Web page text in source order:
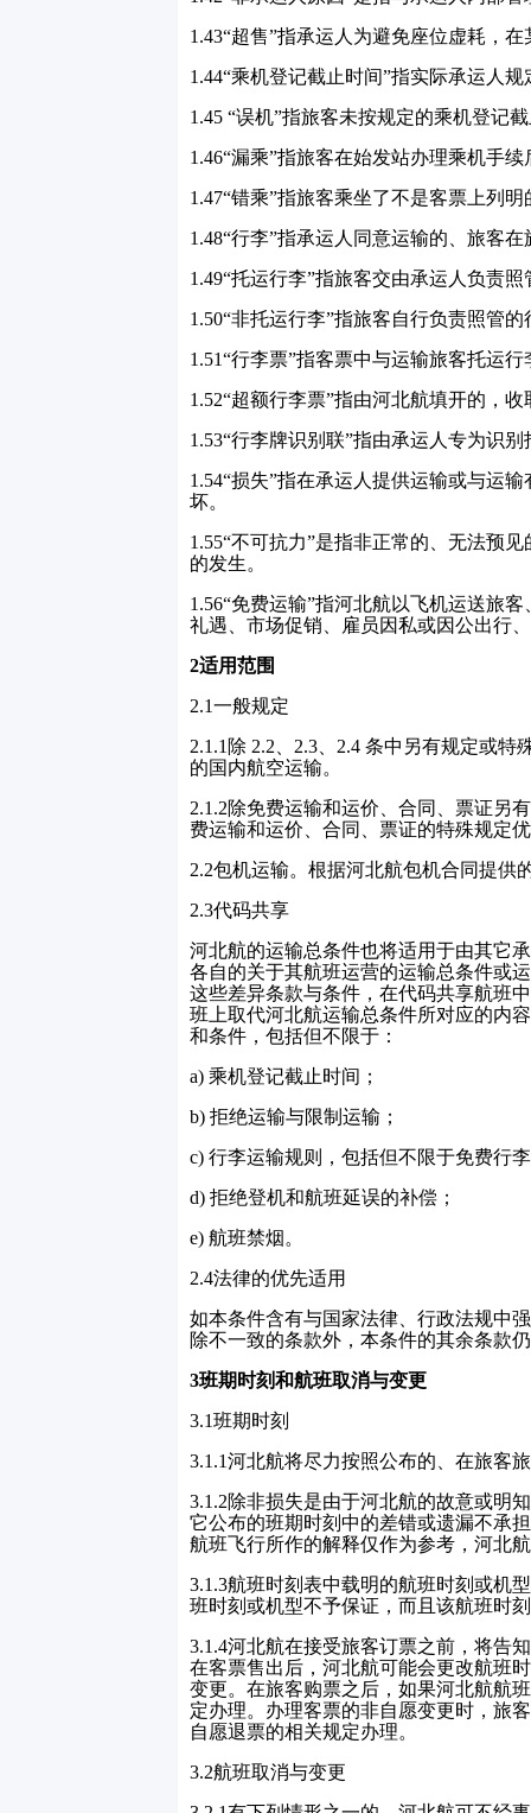
1.43“超售”指承运人为避免座位虚耗，
1.44“乘机登记截止时间”指实际承运人
1.45 “误机”指旅客未按规定的乘机登记
1.46“漏乘”指旅客在始发站办理乘机手
1.47“错乘”指旅客乘坐了不是客票上列明
1.48“行李”指承运人同意运输的、旅客
1.49“托运行李”指旅客交由承运人负责
1.50“非托运行李”指旅客自行负责照管的
1.51“行李票”指客票中与运输旅客托运
1.52“超额行李票”指由河北航填开的，
1.53“行李牌识别联”指由承运人专为识
1.54“损失”指在承运人提供运输或与运
坏。
1.55“不可抗力”是指非正常的、无法预
的发生。
1.56“免费运输”指河北航以飞机运送旅
礼遇、市场促销、雇员因私或因公出行
2适用范围
2.1一般规定
2.1.1 除 2.2 2.3 2.4 条中另有规定或特
的国内航空运输。
2.1.2除免费运输和运价、合同、票证另
费运输和运价、合同、票证的特殊规定
2.2包机运输。根据河北航包机合同提供
2.3代码共享
河北航的运输总条件也将适用于由其它
各自的关于其航班运营的运输总条件或
这些差异条款与条件，在代码共享航班
班上取代河北航运输总条件所对应的内
和条件，包括但不限于：
a) 乘机登记截止时间；
b) 拒绝运输与限制运输；
c) 行李运输规则，包括但不限于免费行
d) 拒绝登机和航班延误的补偿；
e) 航班禁烟。
2.4法律的优先适用
如本条件含有与国家法律、行政法规中
除不一致的条款外，本条件的其余条款
3班期时刻和航班取消与变更
3.1班期时刻
3.1.1河北航将尽力按照公布的、在旅客
3.1.2除非损失是由于河北航的故意或明
它公布的班期时刻中的差错或遗漏不承
航班飞行所作的解释仅作为参考，河北
3.1.3航班时刻表中载明的航班时刻或机
班时刻或机型不予保证，而且该航班时
3.1.4河北航在接受旅客订票之前，将告
在客票售出后，河北航可能会更改航班
变更。在旅客购票之后，如果河北航航
定办理。办理客票的非自愿变更时，旅
自愿退票的相关规定办理。
3.2航班取消与变更